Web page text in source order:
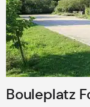
Bouleplatz